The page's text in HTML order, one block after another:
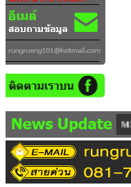
LIMITED PARTNERSHIP จ